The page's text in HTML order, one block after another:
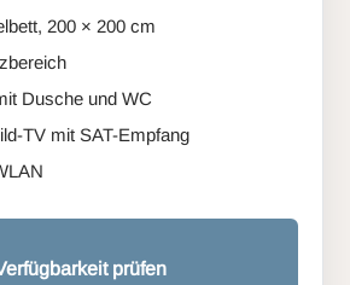
200 × 200 cm
Dusche und WC
TV mit SAT-Empfang
prüfen